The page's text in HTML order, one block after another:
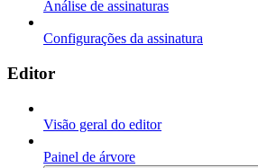
Análise de assinaturas
Configurações da assinatura
Editor
Visão geral do editor
Painel de árvore